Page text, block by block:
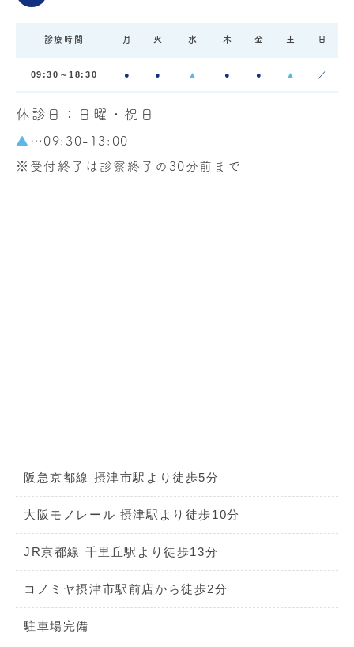
5月より運動器リハビリテーショ
ンの施設基準を取得いたしまし
た
このたび、2026年5月より当院の運動器リハ
ビリテーションの施設基準が
リテーション(Ⅲ)」 となりました。
各種負担額は保険種別（1〜3割負担）によ
り異なります。
詳しい金額については、受付または担当スタ
ッフまでお気軽にお問い合わせください。
引き続きどうぞよろしくお願いいたします。
診療時間 月 火 水 木 金 土 日
09:30～18:30 ● ● ▲ ● ● ▲ ／
休診日：日曜・祝日
▲ …09:30-13:00
※受付終了は診察終了の30分前まで
阪急京都線 摂津市駅より徒歩5分
大阪モノレール 摂津駅より徒歩10分
JR京都線 千里丘駅より徒歩13分
コノミヤ摂津市駅前店から徒歩2分
駐車場完備